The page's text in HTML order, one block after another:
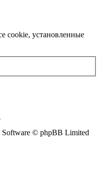
cookie, установленные
© phpBB Limited